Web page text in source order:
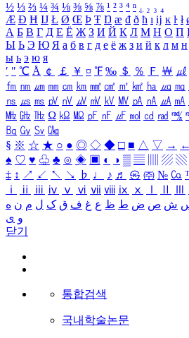
½ ⅓ ⅔ ¼ ¾ ⅛ ⅜ ⅝ ⅞ ¹ ² ³ ⁴ ⁿ ₁ ₂ ₃ ₄
Æ Ð Ħ Ĳ Ł Ø Œ Þ Ŧ Ŋ æ đ ð ħ ı ĳ ĸ ŀ ł
А Б В Г Д Е Ё Ж З И Й К Л М Н О П
Ы Ь Э Ю Я а б в г д е ё ж з и й к л м н
ы ь э ю я
′ ″ ℃ Å ￠ ￡ ￥ ¤ ℉ ‰ ＄ ％ Ｆ ￦ ㎕
㎙ ㎚ ㎛ ㎜ ㎝ ㎞ ㎟ ㎠ ㎡ ㎢ ㏊ ㎍ ㎎
㎱ ㎲ ㎳ ㎴ ㎵ ㎶ ㎷ ㎸ ㎹ ㎀ ㎁ ㎂ ㎃
㎒ ㎓ ㎔ Ω ㏀ ㏁ ㎊ ㎋ ㎌ ㏖ ㏅ ㎭ ㎮
㏃ ㏉ ㏜ ㏆
§ ※ ☆ ★ ○ ● ◎ ◇ ◆ □ ■ △ ▽ → ←
♠ ♡ ♥ ♧ ♣ ⊙ ◈ ▣ ◐ ◑ ▒ ▤ ▨ ▧
‡ ↕ ↗ ↙ ↖ ↘ ♭ ♩ ♪ ♬ ㉿ ㈜ № ㏇
ⅰ
ⅱ ⅲ ⅳ ⅴ ⅵ ⅶ ⅷ ⅸ ⅹ
ش ص ض ط ظ ع غ ف ق ک ل م ن ه
و ی
닫기
통합검색
국내학술논문